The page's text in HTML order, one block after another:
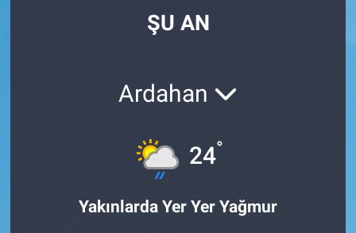
ŞU AN
Ardahan
24°
Yakınlarda Yer Yer Yağmur